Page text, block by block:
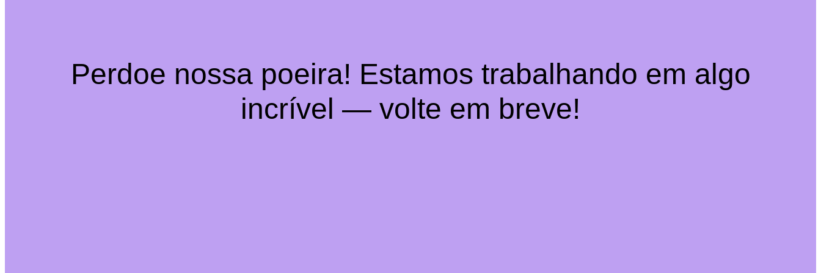
Perdoe nossa poeira! Estamos trabalhando em algo
incrível — volte em breve!